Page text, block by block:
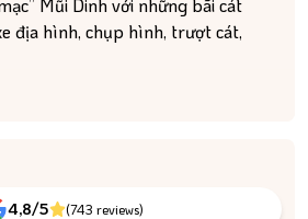
Mũi Dinh với những bãi cát
địa hình, chụp hình, trượt cát,
4,8/5 (743 reviews)